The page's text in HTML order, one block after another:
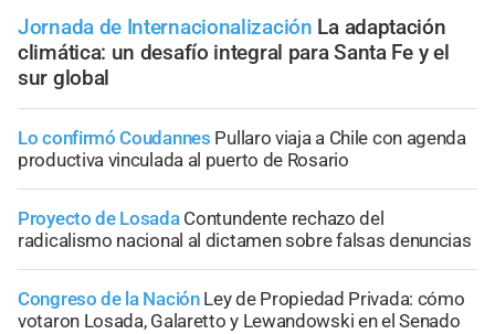
Jornada de Internacionalización La adaptación
climática: un desafío integral para Santa Fe y el
sur global
Lo confirmó Coudannes Pullaro viaja a Chile con agenda
productiva vinculada al puerto de Rosario
Proyecto de Losada Contundente rechazo del
radicalismo nacional al dictamen sobre falsas denuncias
Congreso de la Nación Ley de Propiedad Privada: cómo
votaron Losada, Galaretto y Lewandowski en el Senado